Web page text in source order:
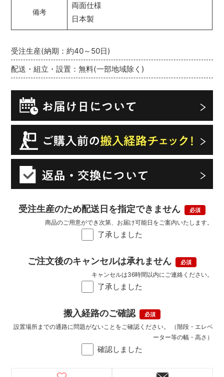
受注生産(納期：約40～50日)
配送・組立・設置：無料(一部地域除く)
受注生産のため配送日を指定できません
了承しました
商品のご用意ができ次第、お届け可能日をご案内いたします。
ご注文後のキャンセルは承れません
了承しました
キャンセルは36時間以内にご連絡ください。
搬入経路のご確認
確認しました
設置場所までの通路に問題がないことをご確認ください。 （階段・エレベ
ーター等の幅・高さ）
備考
両面仕様
日本製